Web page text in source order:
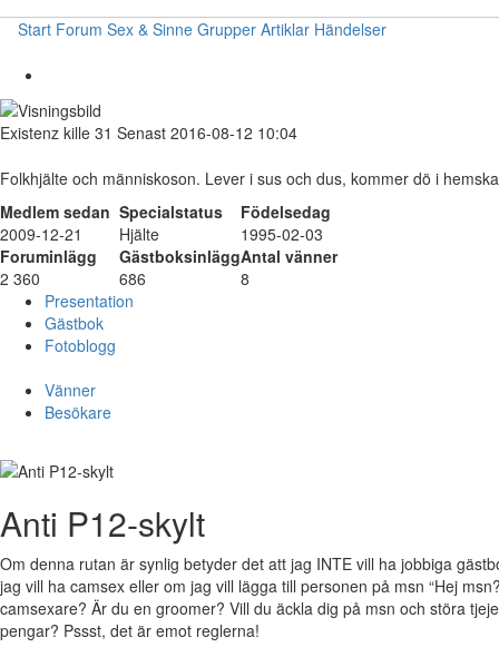
Start Forum Sex & Sinne Grupper Artiklar Händelser
Existenz kille 31 Senast 2016-08-12 10:04
Folkhjälte och människoson. Lever i sus och dus, kommer dö i
Medlem sedan Specialstatus
Födelsedag
2009-12-21
Hjälte
1995-02-03
Foruminlägg
GästboksinläggAntal vänner
2 360
686
8
Presentation
Gästbok
Fotoblogg
Vänner
Besökare
Anti P12-skylt
Om denna rutan är synlig betyder det att jag INTE vill ha jobbiga
jag vill ha camsex eller om jag vill lägga till personen på msn “Hej
camsexare? Är du en groomer? Vill du äckla dig på msn och störa
pengar? Pssst, det är emot reglerna!